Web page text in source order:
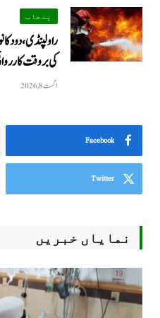
پنجاب
راولپنڈی، دو
کی بروقت
اگست 8, 2026
Facebook
Twitter
نمایاں خبریں